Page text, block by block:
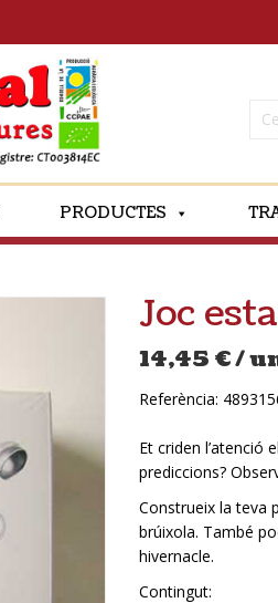
PRODUCTES
Joc
14,45 €/
Referència:
Et criden l’atenció
prediccions?
Construeix la teva
brúixola. També
hivernacle.
Contingut: